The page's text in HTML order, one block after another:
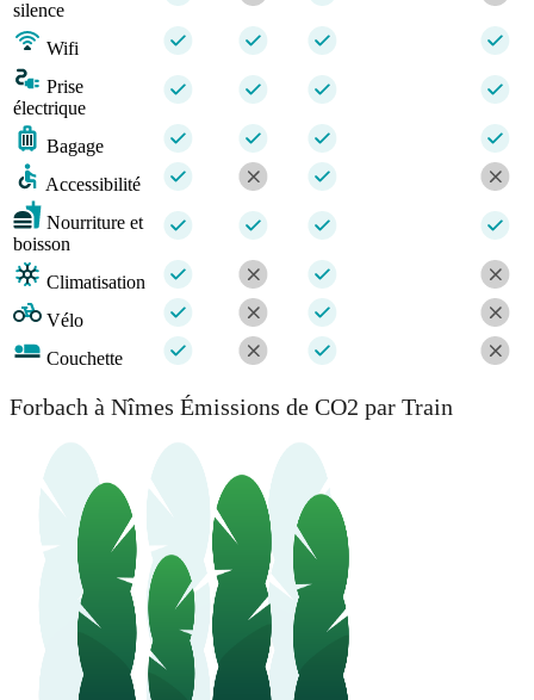
silence
Wifi
Prise
électrique
Bagage
Accessibilité
Nourriture et
boisson
Climatisation
Vélo
Couchette
Forbach à Nîmes Émissions de CO2 par Train